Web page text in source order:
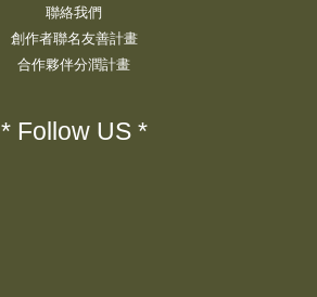
聯絡我們
創作者聯名友善計畫
合作夥伴分潤計畫
* Follow US *